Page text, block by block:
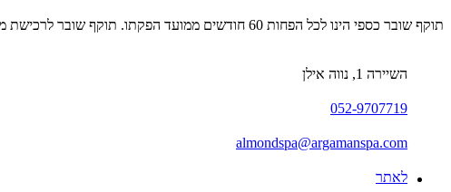
תוקף שובר כספי הינו לכל הפחות 60 חודשים ממועד הפקתו. תוקף שובר לרכישת מוצר או שירות מסויים יהיה לכל הפחות 24 חודשים ממועד הפקתו
השיירה 1, נווה אילן
052-9707719
almondspa@argamanspa.com
לאתר